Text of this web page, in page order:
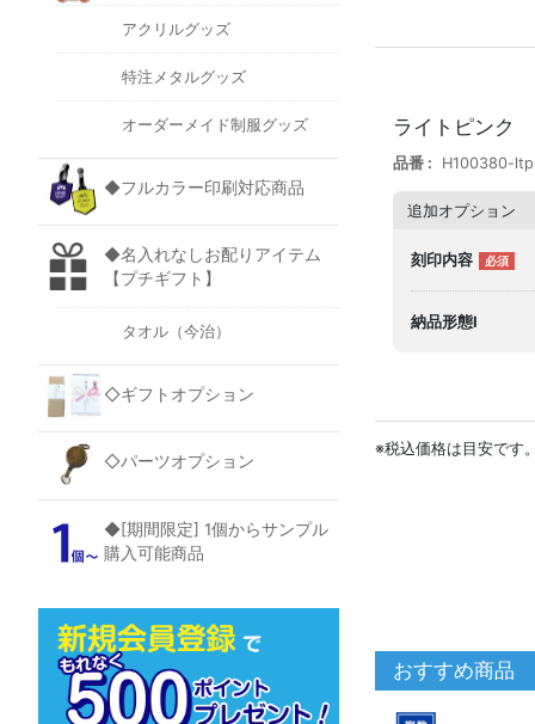
ライトピンク
品番 H100380-
追加オプション
刻印内容
納品形態I
※税込価格は目安です
おすすめ商品
アクリルグッズ
特注メタルグッズ
オーダーメイド制服グッズ
◆フルカラー印刷対応商品
◆名入れなしお配りアイテム
【プチギフト】
タオル（今治）
◇ギフトオプション
◇パーツオプション
◆[期間限定] 1個からサンプル
購入可能商品